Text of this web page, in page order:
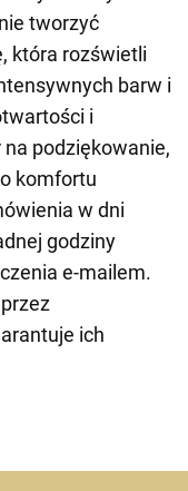
tworzyć
która rozświetli
barw i
i
podziękowanie,
komfortu
w dni
godziny
e-mailem.
ich